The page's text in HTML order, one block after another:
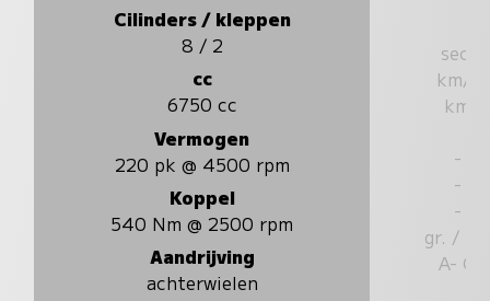
Cilinders / kleppen
8 / 2
cc
6750 cc
Vermogen
220 pk @ 4500 rpm
Koppel
540 Nm @ 2500 rpm
Aandrijving
achterwielen
sec.
km/u
km
-
-
-
gr. / km
A- G